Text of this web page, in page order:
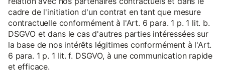
cadre de l'initiation d'un contrat en tant que mesure
contractuelle conformément à l'Art. 6 para. 1 p. 1 lit. b.
DSGVO et dans le cas d'autres parties intéressées sur
la base de nos intérêts légitimes conformément à l'Art.
6 para. 1 p. 1 lit. f. DSGVO, à une communication rapide
et efficace.